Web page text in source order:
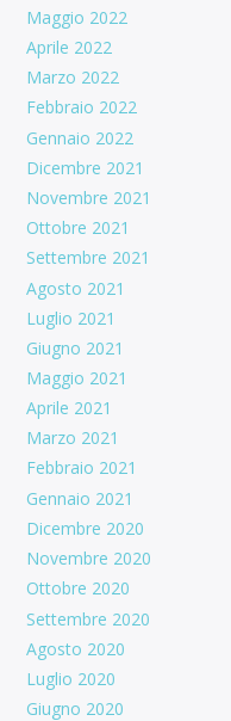
Maggio 2022
Aprile 2022
Marzo 2022
Febbraio 2022
Gennaio 2022
Dicembre 2021
Novembre 2021
Ottobre 2021
Settembre 2021
Agosto 2021
Luglio 2021
Giugno 2021
Maggio 2021
Aprile 2021
Marzo 2021
Febbraio 2021
Gennaio 2021
Dicembre 2020
Novembre 2020
Ottobre 2020
Settembre 2020
Agosto 2020
Luglio 2020
Giugno 2020